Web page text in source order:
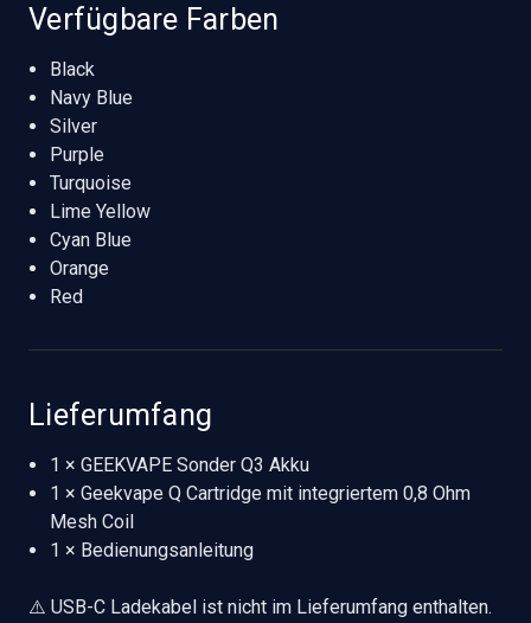
Verfügbare Farben
Black
Navy Blue
Silver
Purple
Turquoise
Lime Yellow
Cyan Blue
Orange
Red
Lieferumfang
1 × GEEKVAPE Sonder Q3 Akku
1 × Geekvape Q Cartridge mit integriertem 0,8 Ohm
Mesh Coil
1 × Bedienungsanleitung
⚠️ USB-C Ladekabel ist nicht im Lieferumfang enthalten.